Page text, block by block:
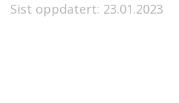
Sist oppdatert: 23.01.2023